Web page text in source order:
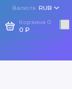
Валюта RUB
Корзина 0
0 ₽